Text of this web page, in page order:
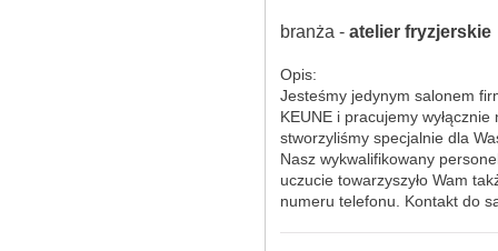
branża - atelier fryzjerskie
Opis:
Jesteśmy jedynym salonem
KEUNE i pracujemy
stworzyliśmy specjalnie dla
Nasz wykwalifikowany
uczucie towarzyszyło Wam
numeru telefonu. Kontakt do